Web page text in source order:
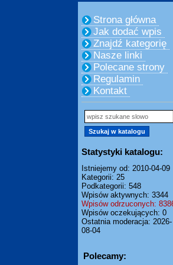
Strona główna
Jak dodać wpis
Znajdź kategorię
Nasze linki
Polecane strony
Regulamin
Kontakt
Statystyki katalogu:
Istniejemy od: 2010-04-09
Kategorii: 25
Podkategorii: 548
Wpisów aktywnych: 3344
Wpisów odrzuconych:
Wpisów oczekujących: 0
Ostatnia moderacja: 2026-
08-04
Polecamy: